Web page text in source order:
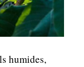
humides,